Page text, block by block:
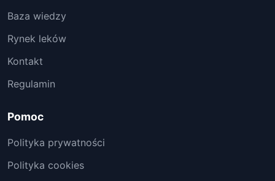
Baza wiedzy
Rynek leków
Kontakt
Regulamin
Pomoc
Polityka prywatności
Polityka cookies